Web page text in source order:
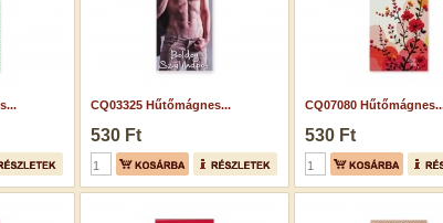
CQ03325 Hűtőmágnes...
530 Ft
CQ07080
530 Ft